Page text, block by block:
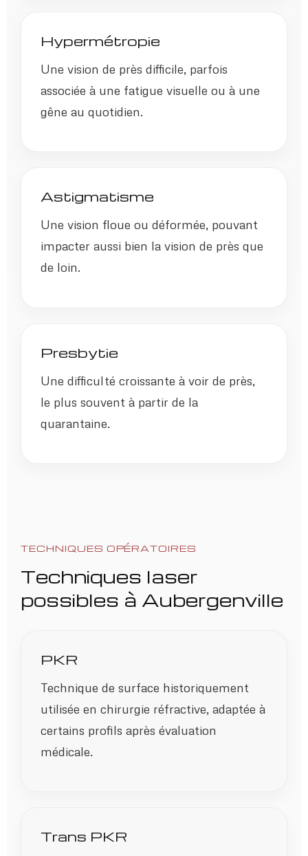
Hypermétropie
Une vision de près difficile, parfois
associée à une fatigue visuelle ou à une
gêne au quotidien.
Astigmatisme
Une vision floue ou déformée, pouvant
impacter aussi bien la vision de près que
de loin.
Presbytie
Une difficulté croissante à voir de près,
le plus souvent à partir de la
quarantaine.
TECHNIQUES OPÉRATOIRES
Techniques laser
possibles à Aubergenville
PKR
Technique de surface historiquement
utilisée en chirurgie réfractive, adaptée à
certains profils après évaluation
médicale.
Trans PKR